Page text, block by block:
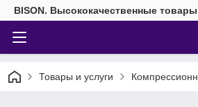
BISON. Высококачественные
Товары и услуги